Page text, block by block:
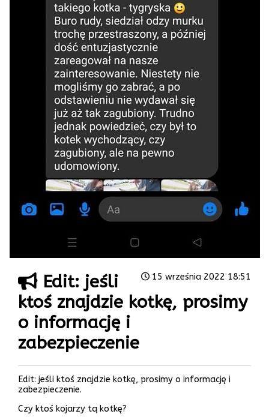
15 września 2022 18:51
Edit: jeśli
ktoś znajdzie kotkę, prosimy
o informację i
zabezpieczenie
Edit: jeśli ktoś znajdzie kotkę, prosimy o informację i
zabezpieczenie.
Czy ktoś kojarzy tą kotkę?